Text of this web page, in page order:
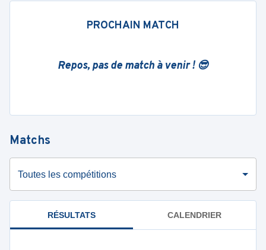
PROCHAIN MATCH
Repos, pas de match à venir ! 😎
Matchs
Toutes les compétitions
RÉSULTATS CALENDRIER